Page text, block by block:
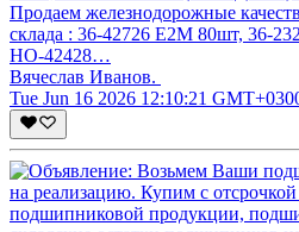
Продаем железнодорожные
склада : 36-42726 Е2М 80шт, 36-
НО-42428…
Вячеслав Иванов.
Tue Jun 16 2026 12:10:21